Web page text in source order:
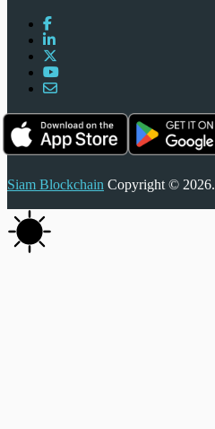
Siam Blockchain Copyright © 2026.